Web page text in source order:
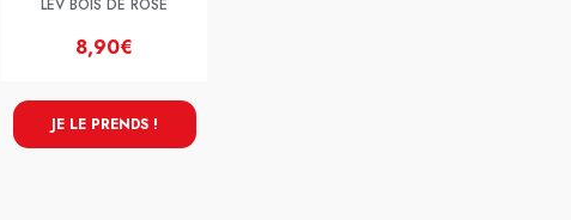
LEV BOIS DE ROSE
8,90€
JE LE PRENDS !